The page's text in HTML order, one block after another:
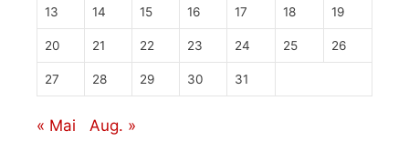
13 14 15 16 17 18 19
20 21 22 23 24 25 26
27 28 29 30 31
« Mai Aug. »